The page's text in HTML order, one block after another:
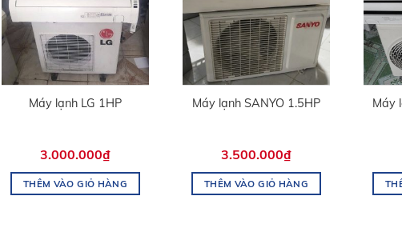
Máy lạnh LG 1HP
3.000.000₫
THÊM VÀO GIỎ HÀNG
Máy lạnh SANYO 1.5HP
3.500.000₫
THÊM VÀO GIỎ HÀNG
Máy